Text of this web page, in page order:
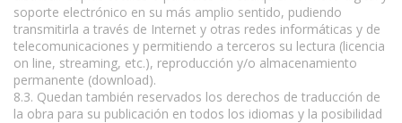
soporte electrónico en su más amplio sentido, pudiendo
transmitirla a través de Internet y otras redes informáticas y de
telecomunicaciones y permitiendo a terceros su lectura (licencia
on line, streaming, etc.), reproducción y/o almacenamiento
permanente (download).
8.3. Quedan también reservados los derechos de traducción de
la obra para su publicación en todos los idiomas y la posibilidad